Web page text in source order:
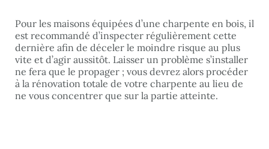
Pour les maisons équipées d’une charpente en bois, il
est recommandé d’inspecter régulièrement cette
dernière afin de déceler le moindre risque au plus
vite et d’agir aussitôt. Laisser un problème s’installer
ne fera que le propager ; vous devrez alors procéder
à la rénovation totale de votre charpente au lieu de
ne vous concentrer que sur la partie atteinte.